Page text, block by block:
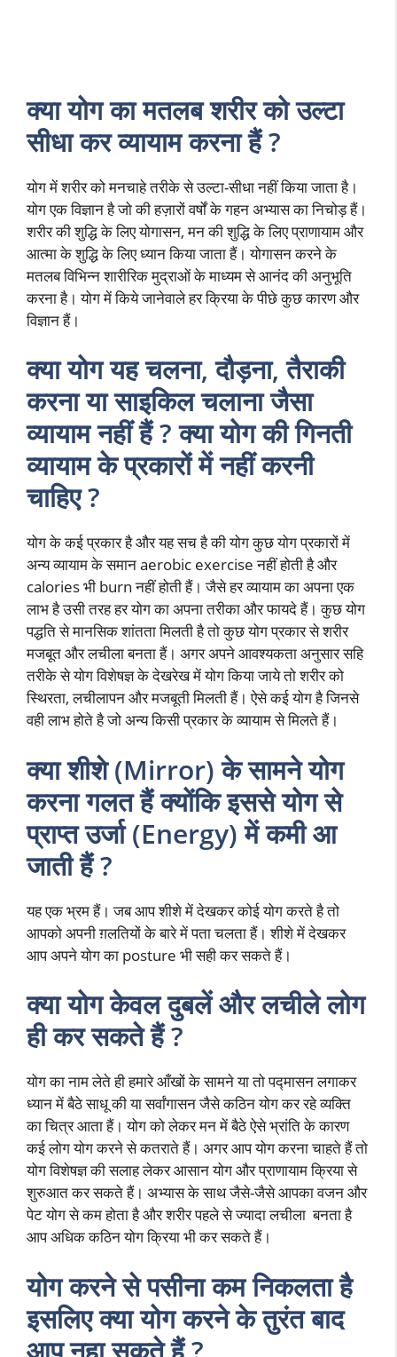
क्या योग का मतलब शरीर को उल्टा
सीधा कर व्यायाम करना हैं ?
योग में शरीर को मनचाहे तरीके से उल्टा-सीधा नहीं किया जाता है।
योग एक विज्ञान है जो की हज़ारों वर्षों के गहन अभ्यास का निचोड़ हैं।
शरीर की शुद्धि के लिए योगासन, मन की शुद्धि के लिए प्राणायाम और
आत्मा के शुद्धि के लिए ध्यान किया जाता हैं। योगासन करने के
मतलब विभिन्न शारीरिक मुद्राओं के माध्यम से आनंद की अनुभूति
करना है। योग में किये जानेवाले हर क्रिया के पीछे कुछ कारण और
विज्ञान हैं।
क्या योग यह चलना, दौड़ना, तैराकी
करना या साइकिल चलाना जैसा
व्यायाम नहीं हैं ? क्या योग की गिनती
व्यायाम के प्रकारों में नहीं करनी
चाहिए ?
योग के कई प्रकार है और यह सच है की योग कुछ योग प्रकारों में
अन्य व्यायाम के समान aerobic exercise नहीं होती है और
calories भी burn नहीं होती हैं। जैसे हर व्यायाम का अपना एक
लाभ है उसी तरह हर योग का अपना तरीका और फायदे हैं। कुछ योग
पद्धति से मानसिक शांतता मिलती है तो कुछ योग प्रकार से शरीर
मजबूत और लचीला बनता हैं। अगर अपने आवश्यकता अनुसार सहि
तरीके से योग विशेषज्ञ के देखरेख में योग किया जाये तो शरीर को
स्थिरता, लचीलापन और मजबूती मिलती हैं। ऐसे कई योग है जिनसे
वही लाभ होते है जो अन्य किसी प्रकार के व्यायाम से मिलते हैं।
क्या शीशे (Mirror) के सामने योग
करना गलत हैं क्योंकि इससे योग से
प्राप्त उर्जा (Energy) में कमी आ
जाती हैं ?
यह एक भ्रम हैं। जब आप शीशे में देखकर कोई योग करते है तो
आपको अपनी ग़लतियों के बारे में पता चलता हैं। शीशे में देखकर
आप अपने योग का posture भी सही कर सकते हैं।
क्या योग केवल दुबलें और लचीले लोग
ही कर सकते हैं ?
योग का नाम लेते ही हमारे आँखों के सामने या तो पद्मासन लगाकर
ध्यान में बैठे साधू की या सर्वांगासन जैसे कठिन योग कर रहे व्यक्ति
का चित्र आता हैं। योग को लेकर मन में बैठे ऐसे भ्रांति के कारण
कई लोग योग करने से कतराते हैं। अगर आप योग करना चाहते हैं तो
योग विशेषज्ञ की सलाह लेकर आसान योग और प्राणायाम क्रिया से
शुरुआत कर सकते हैं। अभ्यास के साथ जैसे-जैसे आपका वजन और
पेट योग से कम होता है और शरीर पहले से ज्यादा लचीला बनता है
आप अधिक कठिन योग क्रिया भी कर सकते हैं।
योग करने से पसीना कम निकलता है
इसलिए क्या योग करने के तुरंत बाद